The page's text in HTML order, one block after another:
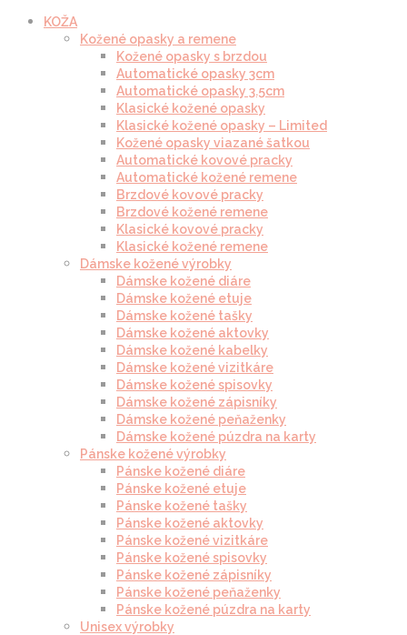
KOŽA
Kožené opasky a remene
Kožené opasky s brzdou
Automatické opasky 3cm
Automatické opasky 3.5cm
Klasické kožené opasky
Klasické kožené opasky – Limited
Kožené opasky viazané šatkou
Automatické kovové pracky
Automatické kožené remene
Brzdové kovové pracky
Brzdové kožené remene
Klasické kovové pracky
Klasické kožené remene
Dámske kožené výrobky
Dámske kožené diáre
Dámske kožené etuje
Dámske kožené tašky
Dámske kožené aktovky
Dámske kožené kabelky
Dámske kožené vizitkáre
Dámske kožené spisovky
Dámske kožené zápisníky
Dámske kožené peňaženky
Dámske kožené púzdra na karty
Pánske kožené výrobky
Pánske kožené diáre
Pánske kožené etuje
Pánske kožené tašky
Pánske kožené aktovky
Pánske kožené vizitkáre
Pánske kožené spisovky
Pánske kožené zápisníky
Pánske kožené peňaženky
Pánske kožené púzdra na karty
Unisex výrobky